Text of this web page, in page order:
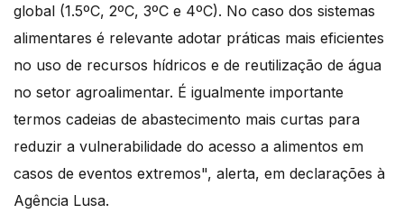
global (1.5ºC, 2ºC, 3ºC e 4ºC). No caso dos sistemas
alimentares é relevante adotar práticas mais eficientes
no uso de recursos hídricos e de reutilização de água
no setor agroalimentar. É igualmente importante
termos cadeias de abastecimento mais curtas para
reduzir a vulnerabilidade do acesso a alimentos em
casos de eventos extremos", alerta, em declarações à
Agência Lusa.